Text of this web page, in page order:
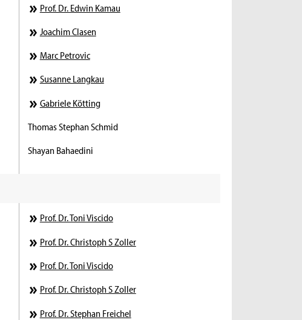
Prof. Dr. Edwin Kamau
Joachim Clasen
Marc Petrovic
Susanne Langkau
Gabriele Kötting
Thomas Stephan Schmid
Shayan Bahaedini
Prof. Dr. Toni Viscido
Prof. Dr. Christoph S Zoller
Prof. Dr. Toni Viscido
Prof. Dr. Christoph S Zoller
Prof. Dr. Stephan Freichel